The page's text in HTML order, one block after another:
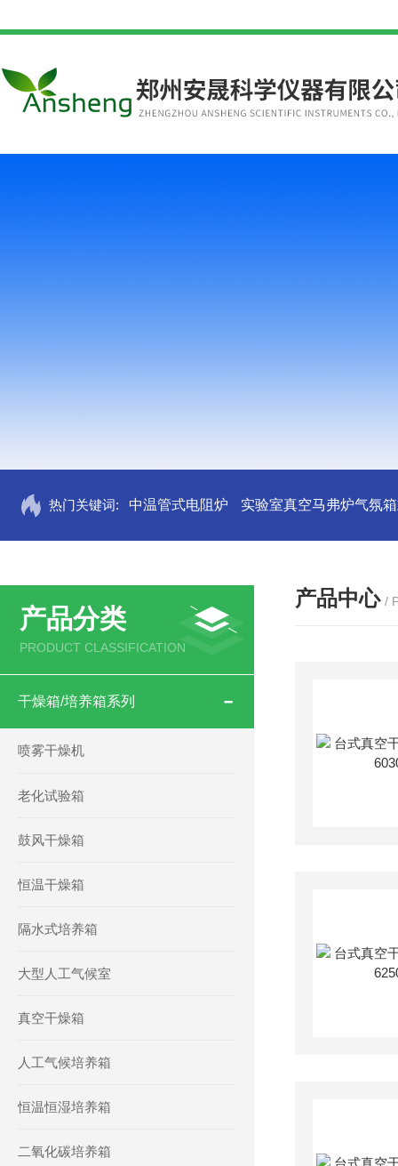
热门关键词: 中温管式电阻炉 实验室真空马弗炉气氛
产品分类
PRODUCT CLASSIFICATION
干燥箱/培养箱系列
喷雾干燥机
老化试验箱
鼓风干燥箱
恒温干燥箱
隔水式培养箱
大型人工气候室
真空干燥箱
人工气候培养箱
恒温恒湿培养箱
二氧化碳培养箱
产品中心 /